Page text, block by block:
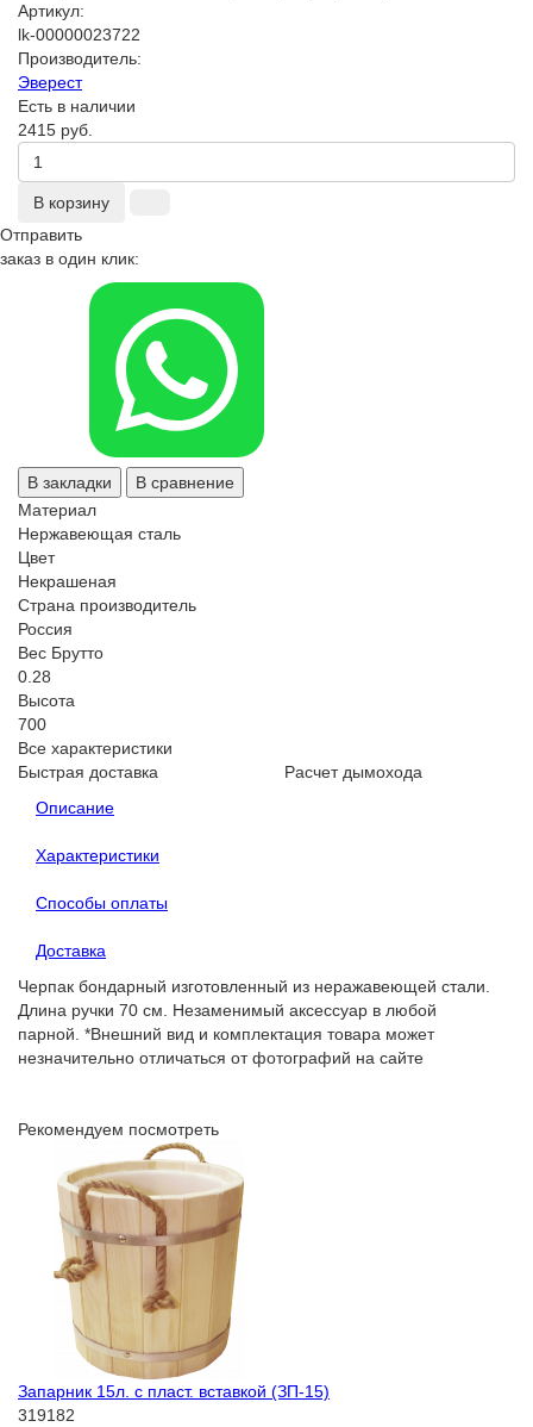
Артикул:
lk-00000023722
Производитель:
Эверест
Есть в наличии
2415 руб.
В корзину
Отправить
заказ в один клик:
В закладки
В сравнение
Материал
Нержавеющая сталь
Цвет
Некрашеная
Страна производитель
Россия
Вес Брутто
0.28
Высота
700
Все характеристики
Быстрая доставка
Расчет дымохода
Описание
Характеристики
Способы оплаты
Доставка
Черпак бондарный изготовленный из неражавеющей стали.
Длина ручки 70 см. Незаменимый аксессуар в любой
парной. *Внешний вид и комплектация товара может
незначительно отличаться от фотографий на сайте
Рекомендуем посмотреть
Запарник 15л. с пласт. вставкой (ЗП-15)
319182